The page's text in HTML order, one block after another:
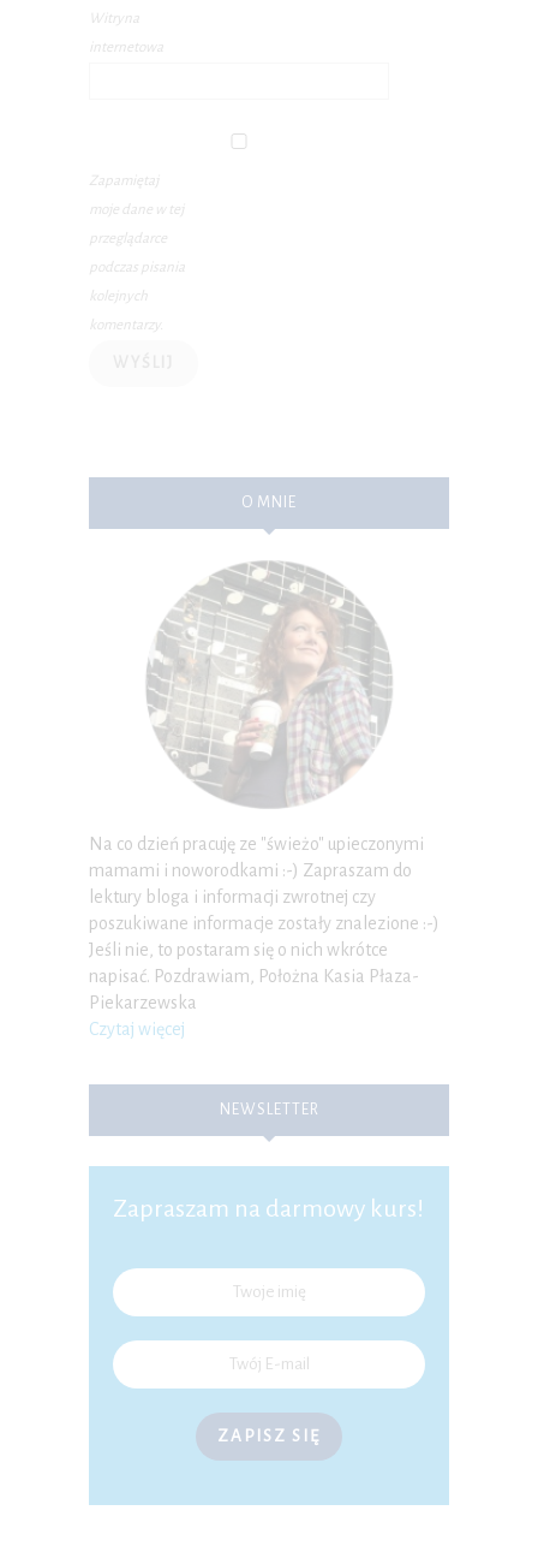
Witryna
internetowa
Zapamiętaj
moje dane w tej
przeglądarce
podczas pisania
kolejnych
komentarzy.
O MNIE
Na co dzień pracuję ze "świeżo" upieczonymi
mamami i noworodkami :-) Zapraszam do
lektury bloga i informacji zwrotnej czy
poszukiwane informacje zostały znalezione :-)
Jeśli nie, to postaram się o nich wkrótce
napisać. Pozdrawiam, Położna Kasia Płaza-
Piekarzewska
Czytaj więcej
NEWSLETTER
Zapraszam na darmowy kurs!
ZAPISZ SIĘ